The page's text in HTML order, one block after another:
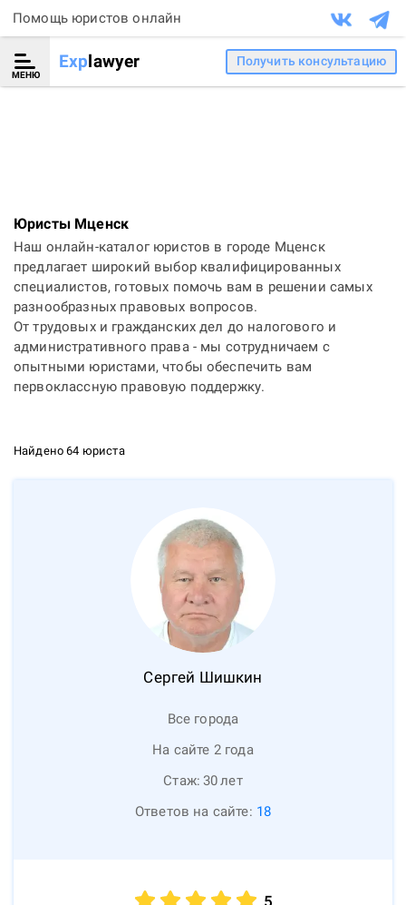
Помощь юристов онлайн
МЕНЮ
Explawyer Получить консультацию
Юристы Мценск
Наш онлайн-каталог юристов в городе Мценск
предлагает широкий выбор квалифицированных
специалистов, готовых помочь вам в решении самых
разнообразных правовых вопросов.
От трудовых и гражданских дел до налогового и
административного права - мы сотрудничаем с
опытными юристами, чтобы обеспечить вам
первоклассную правовую поддержку.
Найдено 64 юриста
Сергей Шишкин
Все города
На сайте 2 года
Стаж: 30лет
Ответов на сайте: 18
5